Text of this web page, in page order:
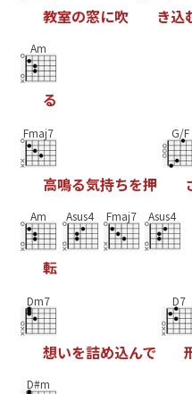
教室の窓に吹 き込
Am
る
Fmaj7
高鳴る気持ちを押
G/F
Am
転
Asus4 Fmaj7 Asus4
Dm7
想いを詰め込んで
D7
D#m